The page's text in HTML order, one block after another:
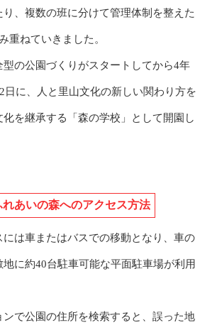
、複数の班に分けて管理体制を整えた
重ねていきました。
型の公園づくりがスタートしてから4年
日に、人と里山文化の新しい関わり方を
を継承する「森の学校」として開園し
あいの森へのアクセス方法
は車またはバスでの移動となり、車の
に約40台駐車可能な平面駐車場が利用
ンで公園の住所を検索すると、誤った地